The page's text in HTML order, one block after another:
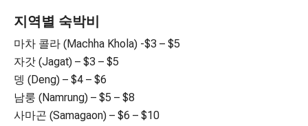
지역별 숙박비
마차 콜라 (Machha Khola) -$3 – $5
자갓 (Jagat) – $3 – $5
뎅 (Deng) – $4 – $6
남룽 (Namrung) – $5 – $8
사마곤 (Samagaon) – $6 – $10